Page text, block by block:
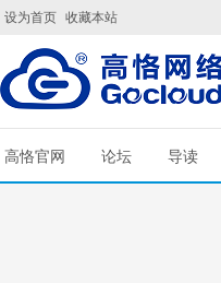
设为首页 收藏本站
高恪官网 论坛 导读